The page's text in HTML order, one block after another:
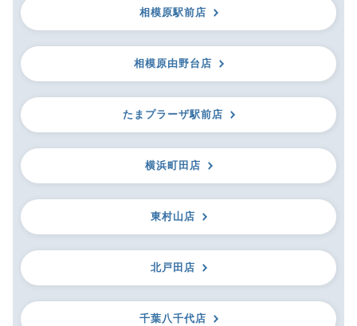
相模原駅前店
相模原由野台店
たまプラーザ駅前店
横浜町田店
東村山店
北戸田店
千葉八千代店